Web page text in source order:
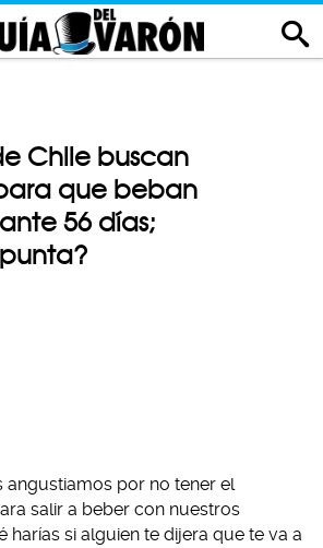
Chile buscan
que beban
56 días;
angustiamos por no tener el
salir a beber con nuestros
harías si alguien te dijera que te va a